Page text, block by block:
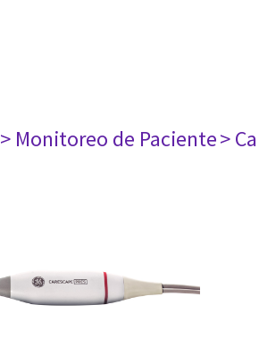
> Monitoreo de Paciente>